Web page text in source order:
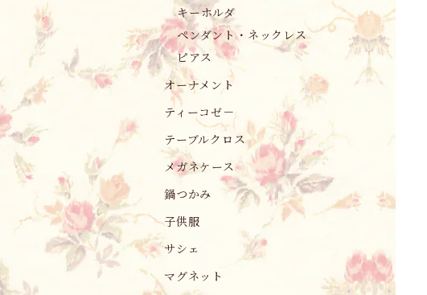
キーホルダ
ペンダント・ネックレス
ピアス
オーナメント
ティーコゼ－
テーブルクロス
メガネケース
鍋つかみ
子供服
サシェ
マグネット